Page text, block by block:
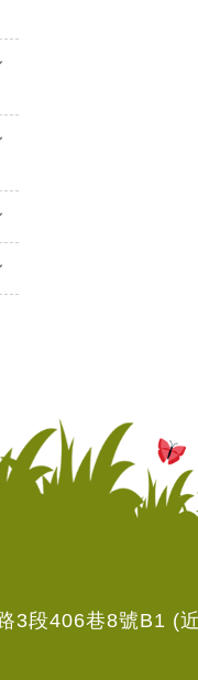
3段406巷8號B1 (